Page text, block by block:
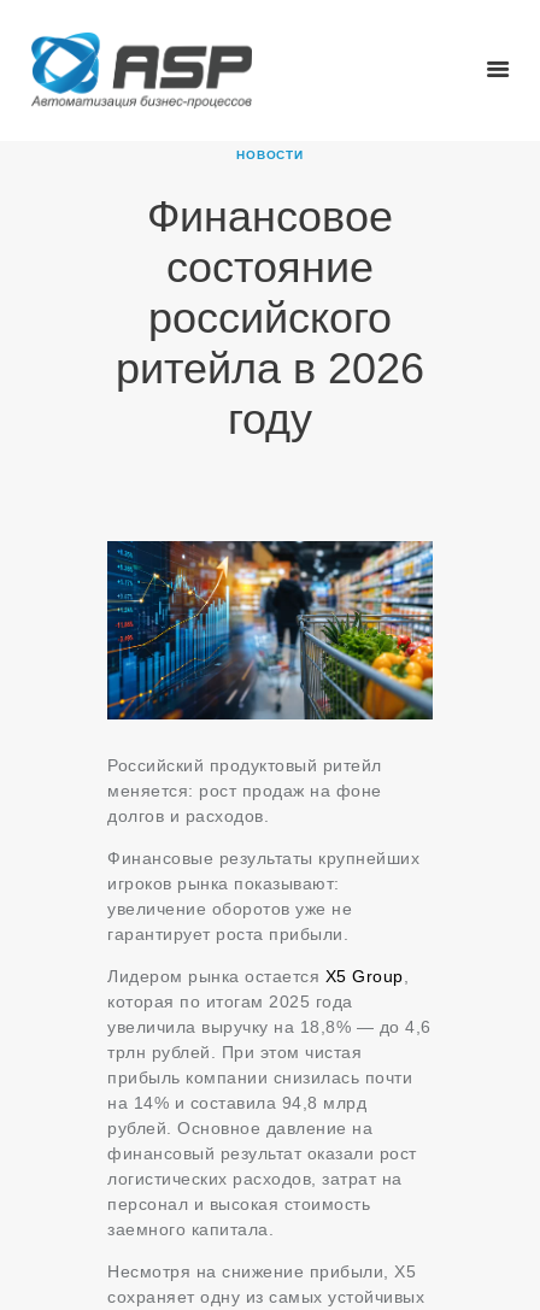
НОВОСТИ
Финансовое
состояние
российского
ритейла в 2026
году
ГЛАВНАЯ
О КОМПАНИИ
НОВОСТИ
КАРЬЕРА
Российский продуктовый ритейл
меняется: рост продаж на фоне
долгов и расходов.
Финансовые результаты крупнейших
игроков рынка показывают:
увеличение оборотов уже не
гарантирует роста прибыли.
Лидером рынка остается X5 Group
которая по итогам 2025 года
увеличила выручку на 18,8% — до 4,6
трлн рублей. При этом чистая
прибыль компании снизилась почти
на 14% и составила 94,8 млрд
рублей. Основное давление на
финансовый результат оказали рост
логистических расходов, затрат на
персонал и высокая стоимость
заемного капитала.
Несмотря на снижение прибыли, X5
сохраняет одну из самых устойчивых